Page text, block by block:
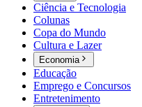
Ciência e Tecnologia
Colunas
Copa do Mundo
Cultura e Lazer
Economia
Educação
Emprego e Concursos
Entretenimento